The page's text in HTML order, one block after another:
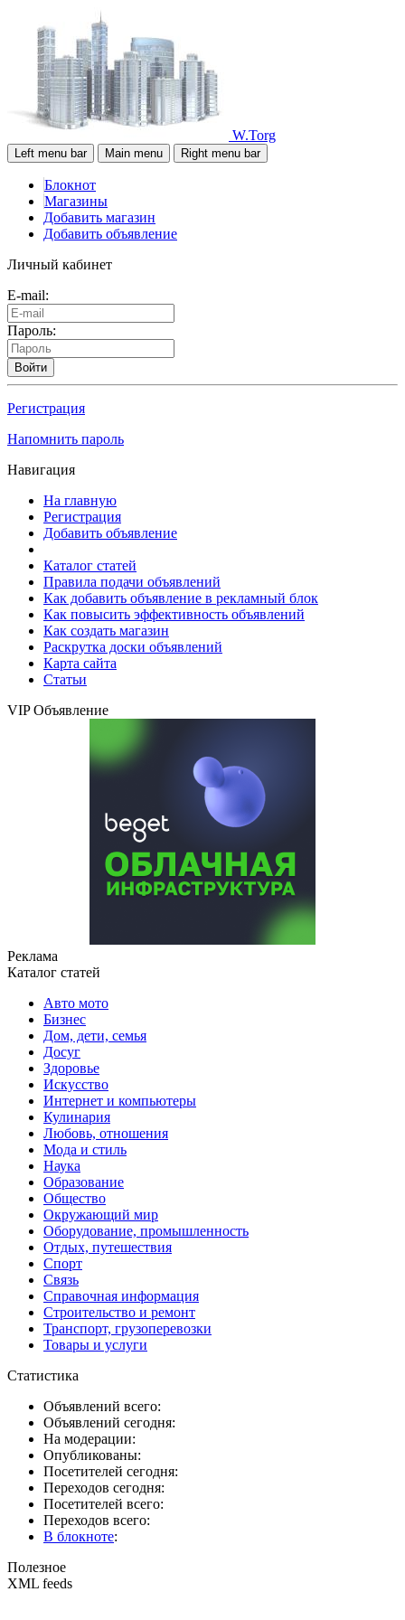
W.Torg
Left menu bar Main menu Right menu bar
Блокнот
Магазины
Добавить магазин
Добавить объявление
Личный кабинет
E-mail:
Пароль:
Войти
Регистрация
Напомнить пароль
Навигация
На главную
Регистрация
Добавить объявление
Каталог статей
Правила подачи объявлений
Как добавить объявление в рекламный блок
Как повысить эффективность объявлений
Как создать магазин
Раскрутка доски объявлений
Карта сайта
Статьи
VIP Объявление
Реклама
Каталог статей
Авто мото
Бизнес
Дом, дети, семья
Досуг
Здоровье
Искусство
Интернет и компьютеры
Кулинария
Любовь, отношения
Мода и стиль
Наука
Образование
Общество
Окружающий мир
Оборудование, промышленность
Отдых, путешествия
Спорт
Связь
Справочная информация
Строительство и ремонт
Транспорт, грузоперевозки
Товары и услуги
Статистика
Объявлений всего:
Объявлений сегодня:
На модерации:
Опубликованы:
Посетителей сегодня:
Переходов сегодня:
Посетителей всего:
Переходов всего:
В блокноте:
Полезное
XML feeds